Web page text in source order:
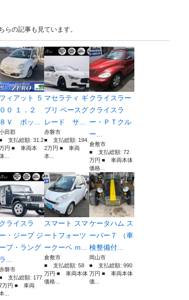
らの記事も見ています。
フィアット ５
００ １．２
８Ｖ ポッ...
田郡
支払総額: 31.2
円 ■ 車両本
...
マセラティ ギ
ブリ ベースグ
レード サ...
赤磐市
■ 支払総額: 194.
2万円 ■ 車両
本...
クライスラー
クライスラ
ー・ＰＴクル
ー...
倉敷市
■ 支払総額: 72
万円 ■ 車両本体
価格...
クライスラ
ー・ジープ ジ
ープ・ラング
ラ...
磐市
支払総額: 177.
万円 ■ 車両
...
スマート スマ
ートフォーツ
ークーペ ｍ...
倉敷市
■ 支払総額: 58
万円 ■ 車両本体
価格...
ケータハム ス
ーパー７ （車
検整備付...
岡山市
■ 支払総額: 990
万円 ■ 車両本体
価...